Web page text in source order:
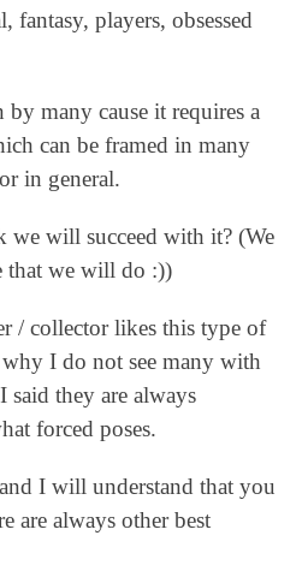
fantasy, players, obsessed
many cause it requires a
can be framed in many
in general.
will succeed with it? (We
that we will do :))
/ collector likes this type of
I do not see many with
said they are always
forced poses.
I will understand that you
are always other best